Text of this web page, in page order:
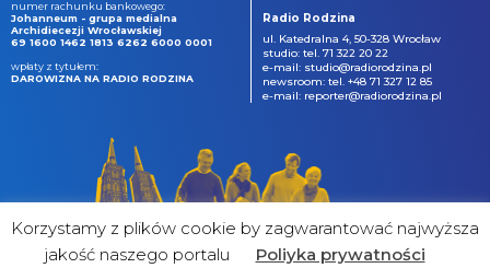
numer rachunku bankowego:
Johanneum - grupa medialna
Archidiecezji Wrocławskiej
69 1600 1462 1813 6262 6000 0001
wpłaty z tytułem:
DAROWIZNA NA RADIO RODZINA
Radio Rodzina
ul. Katedralna 4, 50-328 Wrocław
studio: tel. 71 322 20 22
e-mail: studio@radiorodzina.pl
newsroom: tel. +48 71 327 12 85
e-mail: reporter@radiorodzina.pl
Korzystamy z plików cookie by zagwarantować najwyższa
jakość naszego portalu
Poliyka prywatności